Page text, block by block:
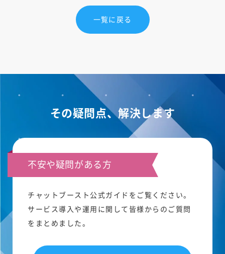
一覧に戻る
その疑問点、解決します
不安や疑問がある方
チャットブースト公式ガイドをご覧ください。
サービス導入や運用に関して皆様からのご質問
をまとめました。